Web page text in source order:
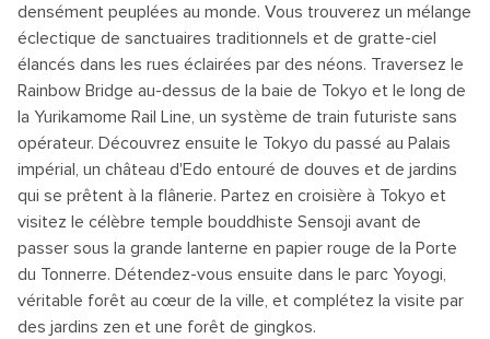
densément peuplées au monde. Vous trouverez un mélange
éclectique de sanctuaires traditionnels et de gratte-ciel
élancés dans les rues éclairées par des néons. Traversez le
Rainbow Bridge au-dessus de la baie de Tokyo et le long de
la Yurikamome Rail Line, un système de train futuriste sans
opérateur. Découvrez ensuite le Tokyo du passé au Palais
impérial, un château d'Edo entouré de douves et de jardins
qui se prêtent à la flânerie. Partez en croisière à Tokyo et
visitez le célèbre temple bouddhiste Sensoji avant de
passer sous la grande lanterne en papier rouge de la Porte
du Tonnerre. Détendez-vous ensuite dans le parc Yoyogi,
véritable forêt au cœur de la ville, et complétez la visite par
des jardins zen et une forêt de gingkos.